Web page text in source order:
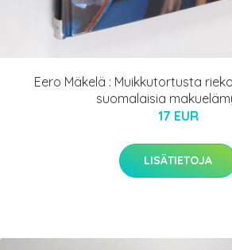
Eero Mäkelä : Muikkutortusta
suomalaisia
17 EUR
LISÄTIETOJA